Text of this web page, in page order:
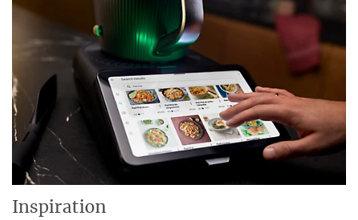
Inspiration